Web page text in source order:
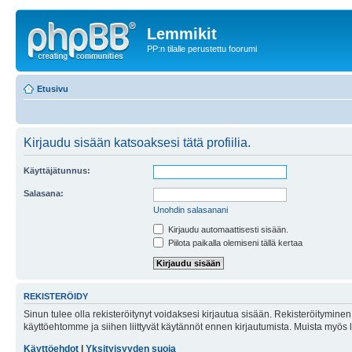
Lemmikit
PP:n tilalle perustettu foorumi
Etusivu
Kirjaudu sisään katsoaksesi tätä profiilia.
Käyttäjätunnus:
Salasana:
Unohdin salasanani
Kirjaudu automaattisesti sisään.
Piilota paikalla olemiseni tällä kertaa
REKISTERÖIDY
Sinun tulee olla rekisteröitynyt voidaksesi kirjautua sisään.
käyttöehtomme ja siihen liittyvät käytännöt ennen kirjautumista. Muista
Käyttöehdot
Yksityisyyden suoja